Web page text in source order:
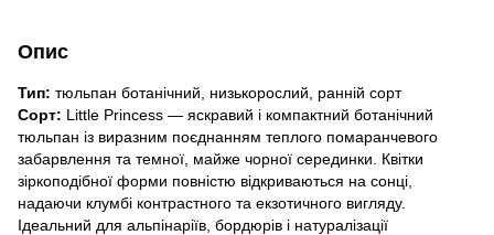
Опис
Тип: тюльпан ботанічний, низькорослий, ранній сорт
Сорт: Little Princess — яскравий і компактний ботанічний
тюльпан із виразним поєднанням теплого помаранчевого
забарвлення та темної, майже чорної серединки. Квітки
зіркоподібної форми повністю відкриваються на сонці,
надаючи клумбі контрастного та екзотичного вигляду.
Ідеальний для альпінаріїв, бордюрів і натуралізації